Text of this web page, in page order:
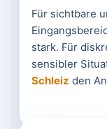
Für sichtbare
stark. Für
sensibler
Schleiz den